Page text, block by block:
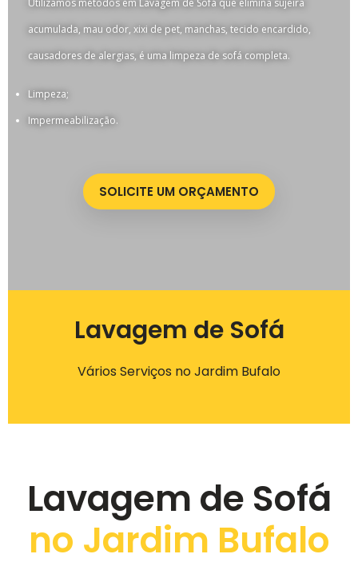
Utilizamos métodos em Lavagem de Sofá que elimina sujeira
acumulada, mau odor, xixi de pet, manchas, tecido encardido,
causadores de alergias, é uma limpeza de sofá completa.
Limpeza;
Impermeabilização.
SOLICITE UM ORÇAMENTO
Lavagem de Sofá
Vários Serviços no Jardim Bufalo
Lavagem de Sofá
no Jardim Bufalo